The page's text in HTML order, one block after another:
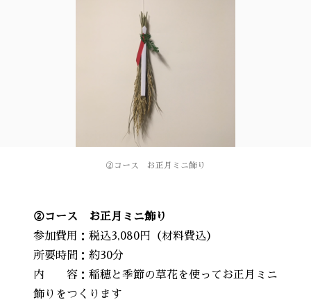
②コース お正月ミニ飾り
②コース お正月ミニ飾り
参加費用：税込3,080円（材料費込）
所要時間：約30分
内 容：稲穂と季節の草花を使ってお正月ミニ
飾りをつくります